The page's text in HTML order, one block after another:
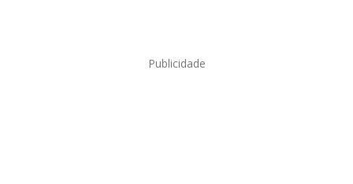
Publicidade